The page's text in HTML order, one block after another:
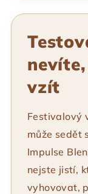
vzít
Festivalový
může sedět
Impulse
nejste jistí,
vyhovovat,